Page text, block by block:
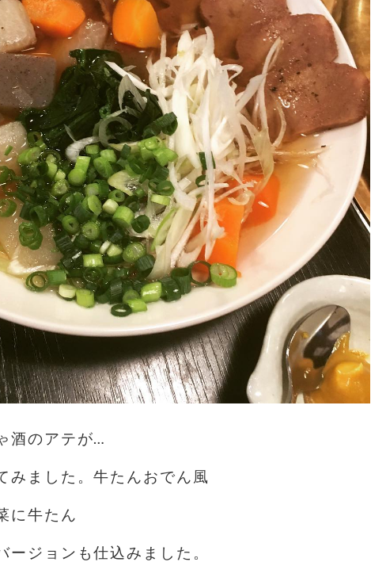
酒のアテが…
みました。牛たんおでん風
に牛たん
ージョンも仕込みました。